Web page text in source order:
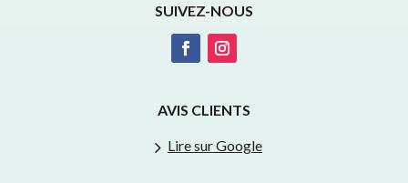
SUIVEZ-NOUS
AVIS CLIENTS
5 Lire sur Google